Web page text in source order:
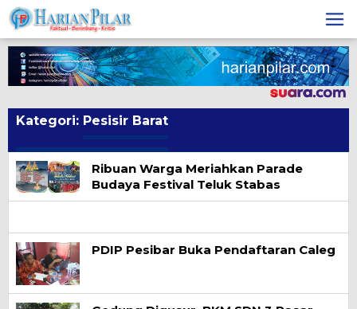
Skip
to
content
Kategori: Pesisir Barat
Ribuan Warga Meriahkan Parade
Budaya Festival Teluk Stabas
PDIP Pesibar Buka Pendaftaran Caleg